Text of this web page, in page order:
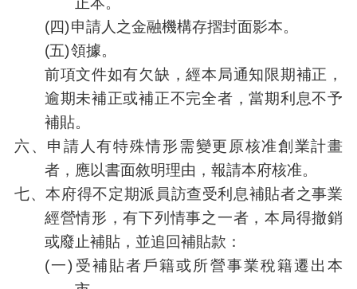
(四)申請人之金融機構存摺封面影本。
(五)領據。
前項文件如有欠缺，經本局通知限期補正，
逾期未補正或補正不完全者，當期利息不予
補貼。
六、 申請人有特殊情形需變更原核准創業計畫
者，應以書面敘明理由，報請本府核准。
七、本府得不定期派員訪查受利息補貼者之事業
經營情形，有下列情事之一者，本局得撤銷
或廢止補貼，並追回補貼款：
(一) 受補貼者戶籍或所營事業稅籍遷出本